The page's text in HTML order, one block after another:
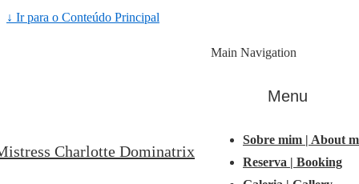
↓ Ir para o Conteúdo Principal
Charlotte Dominatrix
Main Navigation
Menu
Sobre mim | About
Reserva | Booking